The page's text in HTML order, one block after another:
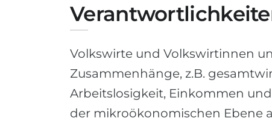
Volkswirte und Volkswirtinnen
Zusammenhänge, z.B.
Arbeitslosigkeit, Einkommen
der mikroökonomischen Ebene